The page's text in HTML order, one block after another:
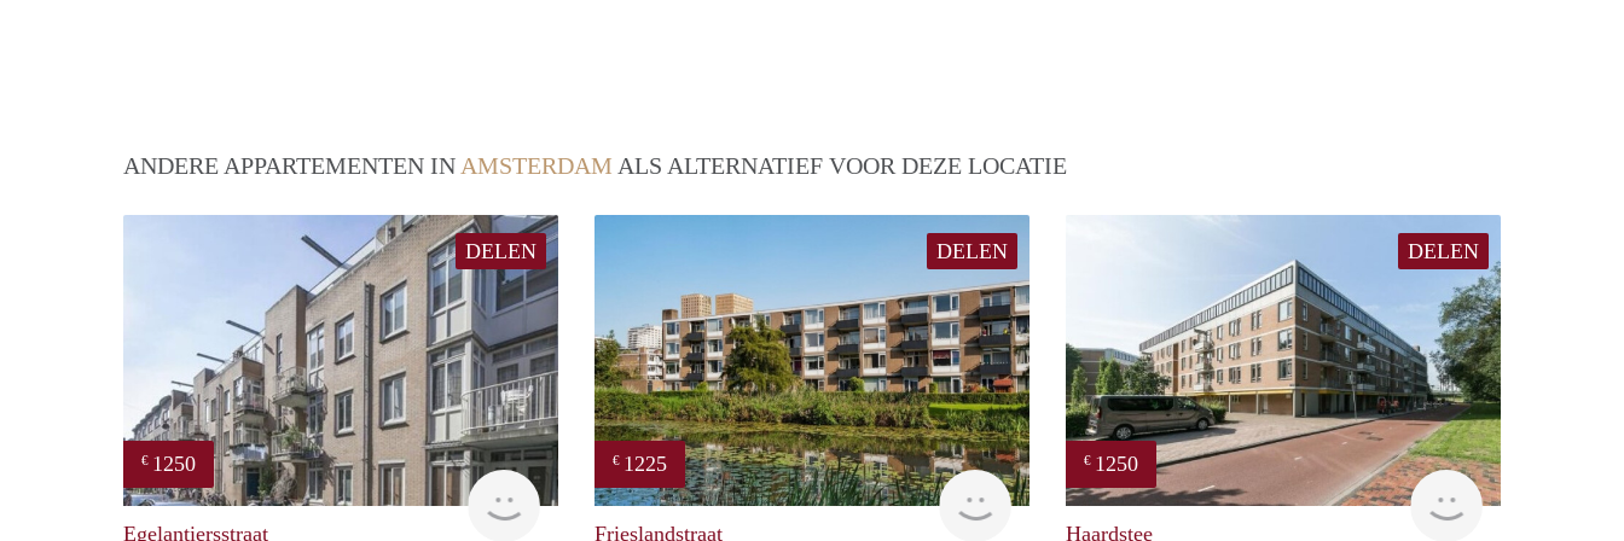
ANDERE APPARTEMENTEN IN AMSTERDAM ALS ALTERNATIEF VOOR DEZE LOCATIE
DELEN
€ 1250
Woning
Egelantiersstraat
DELEN
€ 1225
Woning
Frieslandstraat
DELEN
€ 1250
finder
Haardstee